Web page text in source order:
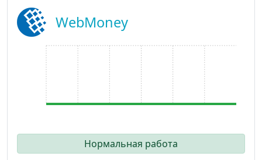
WebMoney
Нормальная работа